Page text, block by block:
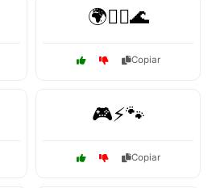
🌍🚴‍♂️🌊
Copiar
🎮⚡🐾
Copiar